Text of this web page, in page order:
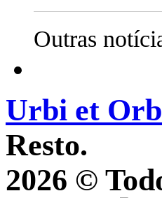
Outras
Urbi et
Resto.
2026 ©